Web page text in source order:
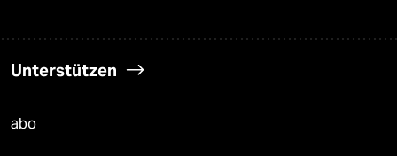
Unterstützen
abo